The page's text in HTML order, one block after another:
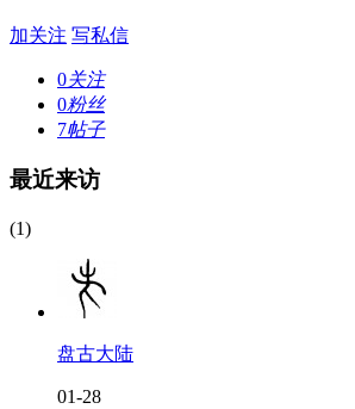
加关注 写私信
0关注
0粉丝
7帖子
最近来访
(1)
盘古大陆
01-28